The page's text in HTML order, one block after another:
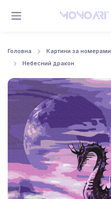
Головна Картини за номерами
Небесний дракон